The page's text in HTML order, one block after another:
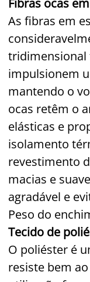
As fibras em
tridimensional
impulsionem
mantendo o
ocas retêm o
elásticas e
isolamento
revestimento
macias e
agradável e
Peso do
Tecido de
O poliéster é
resiste bem